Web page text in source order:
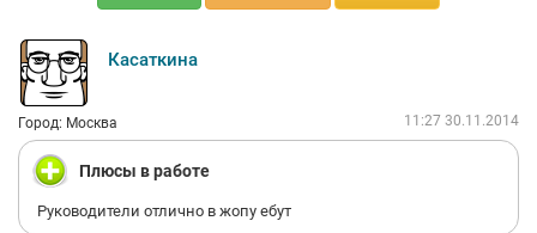
Касаткина
Город: Москва 11:27 30.11.2014
Плюсы в работе
Руководители отлично в жопу ебут